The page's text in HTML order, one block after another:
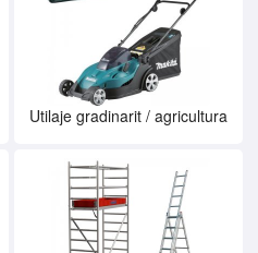
Utilaje gradinarit / agricultura